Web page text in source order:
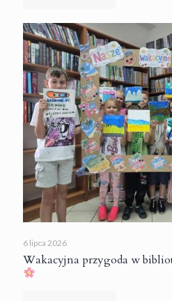
6 lipca 2026
Wakacyjna przygoda w